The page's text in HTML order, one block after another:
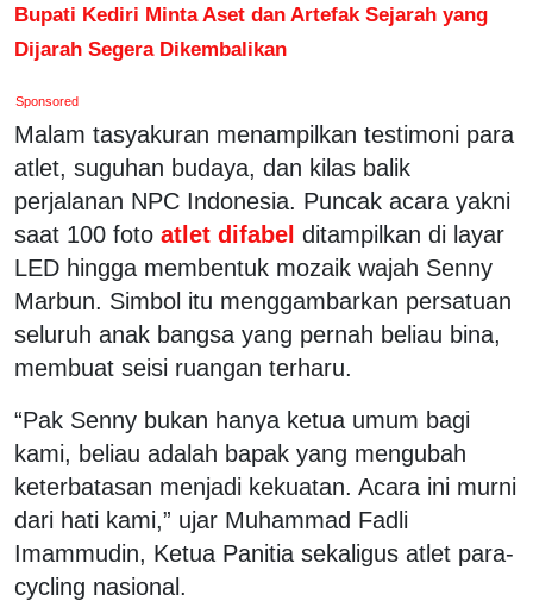
Bupati Kediri Minta Aset dan Artefak Sejarah yang
Dijarah Segera Dikembalikan
Sponsored
Malam tasyakuran menampilkan testimoni para
atlet, suguhan budaya, dan kilas balik
perjalanan NPC Indonesia. Puncak acara yakni
saat 100 foto atlet difabel ditampilkan di layar
LED hingga membentuk mozaik wajah Senny
Marbun. Simbol itu menggambarkan persatuan
seluruh anak bangsa yang pernah beliau bina,
membuat seisi ruangan terharu.
“Pak Senny bukan hanya ketua umum bagi
kami, beliau adalah bapak yang mengubah
keterbatasan menjadi kekuatan. Acara ini murni
dari hati kami,” ujar Muhammad Fadli
Imammudin, Ketua Panitia sekaligus atlet para-
cycling nasional.